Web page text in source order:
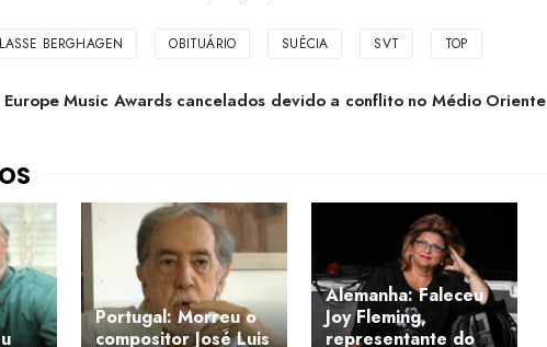
LASSE BERGHAGEN OBITUÁRIO SUÉCIA SVT TOP
Music Awards cancelados devido a conflito no Médio Oriente
Portugal: Morreu o
compositor José Luis
Alemanha: Faleceu
Joy Fleming,
representante do